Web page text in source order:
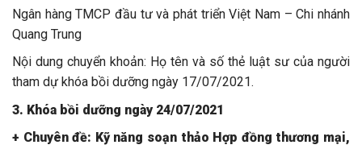
Ngân hàng TMCP đầu tư và phát triển Việt Nam – Chi nhánh
Quang Trung
Nội dung chuyển khoản: Họ tên và số thẻ luật sư của người
tham dự khóa bồi dưỡng ngày 17/07/2021.
3. Khóa bồi dưỡng ngày 24/07/2021
+ Chuyên đề: Kỹ năng soạn thảo Hợp đồng thương mại,